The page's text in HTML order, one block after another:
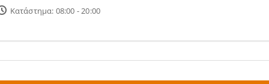
Κατάστημα: 08:00 - 20:00